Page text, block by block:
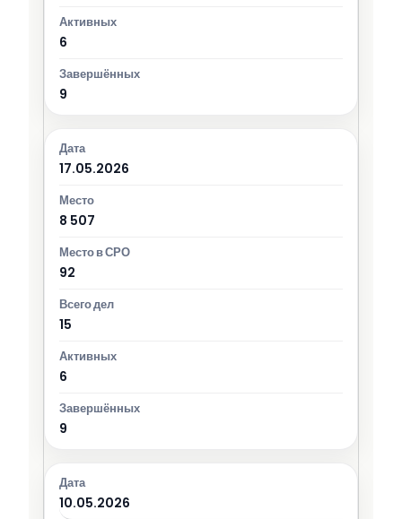
6
9
17.05.2026
8 507
92
15
6
9
10.05.2026